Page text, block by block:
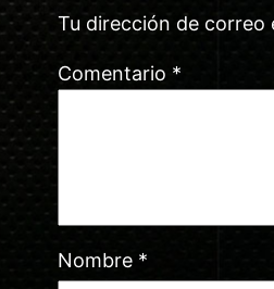
Tu dirección de correo
Comentario *
Nombre *